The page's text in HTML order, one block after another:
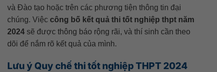
và Đào tạo hoặc trên các phương tiện thông tin đại
chúng. Việc công bố kết quả thi tốt nghiệp thpt năm
2024 sẽ được thông báo rộng rãi, và thí sinh cần theo
dõi để nắm rõ kết quả của mình.
Lưu ý Quy chế thi tốt nghiệp THPT 2024